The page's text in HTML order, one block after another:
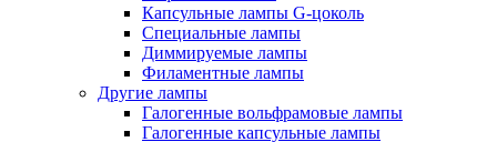
Капсульные лампы G-цоколь
Специальные лампы
Диммируемые лампы
Филаментные лампы
Другие лампы
Галогенные вольфрамовые лампы
Галогенные капсульные лампы